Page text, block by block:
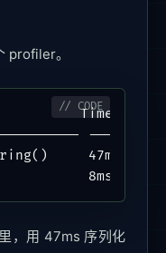
profiler。
Time
-------
47ms    1
8ms     1
，用 47ms 序列化